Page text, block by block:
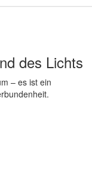
des Lichts
– es ist ein